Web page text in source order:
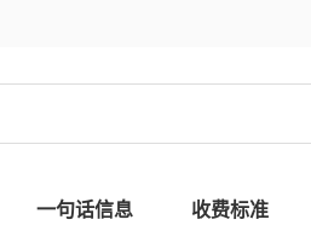
一句话信息 收费标准